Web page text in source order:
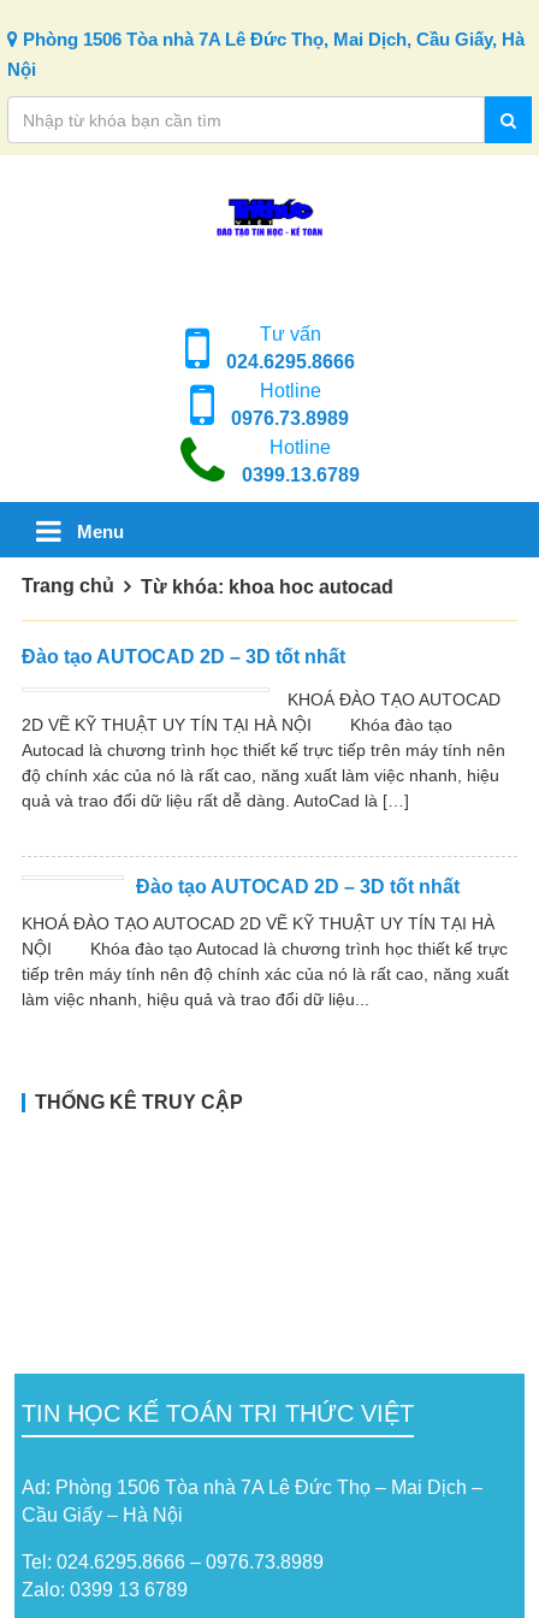
Phòng 1506 Tòa nhà 7A Lê Đức Thọ, Mai Dịch, Cầu Giấy, Hà
Nội
Tư vấn
024.6295.8666
Hotline
0976.73.8989
Hotline
0399.13.6789
Menu
Trang chủ Từ khóa: khoa hoc autocad
Đào tạo AUTOCAD 2D – 3D tốt nhất
KHOÁ ĐÀO TẠO AUTOCAD
2D VẼ KỸ THUẬT UY TÍN TẠI HÀ NỘI Khóa đào tạo
Autocad là chương trình học thiết kế trực tiếp trên máy tính nên
độ chính xác của nó là rất cao, năng xuất làm việc nhanh, hiệu
quả và trao đổi dữ liệu rất dễ dàng. AutoCad là […]
Đào tạo AUTOCAD 2D – 3D tốt nhất
KHOÁ ĐÀO TẠO AUTOCAD 2D VẼ KỸ THUẬT UY TÍN TẠI HÀ
NỘI Khóa đào tạo Autocad là chương trình học thiết kế trực
tiếp trên máy tính nên độ chính xác của nó là rất cao, năng xuất
làm việc nhanh, hiệu quả và trao đổi dữ liệu...
THỐNG KÊ TRUY CẬP
TIN HỌC KẾ TOÁN TRI THỨC VIỆT
Ad: Phòng 1506 Tòa nhà 7A Lê Đức Thọ – Mai Dịch –
Cầu Giấy – Hà Nội
Tel: 024.6295.8666 – 0976.73.8989
Zalo: 0399 13 6789